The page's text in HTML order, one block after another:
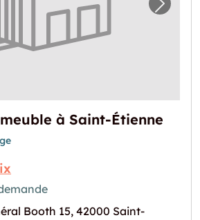
pour "Devis garde-
à Saint-Étienne
Booth 15, 42000 Saint-